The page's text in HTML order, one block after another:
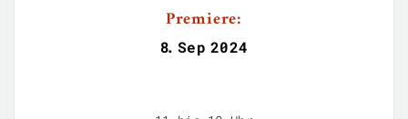
Premiere:
8. Sep 2024